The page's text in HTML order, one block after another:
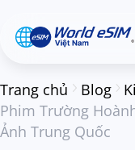
Trang chủ Blog
Phim Trường
Ảnh Trung Quốc